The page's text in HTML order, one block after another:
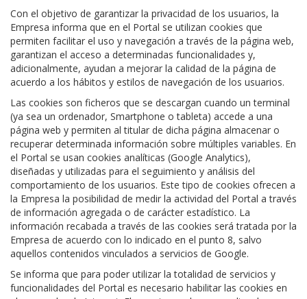
Con el objetivo de garantizar la privacidad de los usuarios, la
Empresa informa que en el Portal se utilizan cookies que
permiten facilitar el uso y navegación a través de la página web,
garantizan el acceso a determinadas funcionalidades y,
adicionalmente, ayudan a mejorar la calidad de la página de
acuerdo a los hábitos y estilos de navegación de los usuarios.
Las cookies son ficheros que se descargan cuando un terminal
(ya sea un ordenador, Smartphone o tableta) accede a una
página web y permiten al titular de dicha página almacenar o
recuperar determinada información sobre múltiples variables. En
el Portal se usan cookies analíticas (Google Analytics),
diseñadas y utilizadas para el seguimiento y análisis del
comportamiento de los usuarios. Este tipo de cookies ofrecen a
la Empresa la posibilidad de medir la actividad del Portal a través
de información agregada o de carácter estadístico. La
información recabada a través de las cookies será tratada por la
Empresa de acuerdo con lo indicado en el punto 8, salvo
aquellos contenidos vinculados a servicios de Google.
Se informa que para poder utilizar la totalidad de servicios y
funcionalidades del Portal es necesario habilitar las cookies en